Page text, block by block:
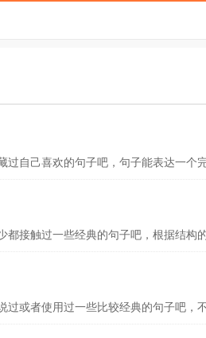
过自己喜欢的句子吧，句子能表达一个
都接触过一些经典的句子吧，根据结构
过或者使用过一些比较经典的句子吧，